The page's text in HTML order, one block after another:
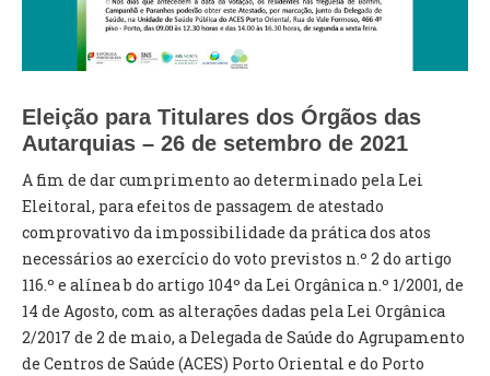
VÍDEOS
AUTARQUIA
CONSTITUIÇÃO
DOCUMENTOS
ATAS E DOCUMENTOS DA ASSEMBLEIA
Eleição para Titulares dos Órgãos das
Autarquias – 26 de setembro de 2021
A fim de dar cumprimento ao determinado pela Lei
Eleitoral, para efeitos de passagem de atestado
comprovativo da impossibilidade da prática dos atos
necessários ao exercício do voto previstos n.º 2 do artigo
116.º e alínea b do artigo 104º da Lei Orgânica n.º 1/2001, de
14 de Agosto, com as alterações dadas pela Lei Orgânica
2/2017 de 2 de maio, a Delegada de Saúde do Agrupamento
de Centros de Saúde (ACES) Porto Oriental e do Porto